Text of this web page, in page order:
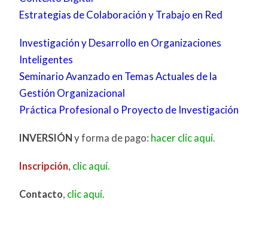
Estrategias de Colaboración y Trabajo en Red
Investigación y Desarrollo en Organizaciones
Inteligentes
Seminario Avanzado en Temas Actuales de la
Gestión Organizacional
Práctica Profesional o Proyecto de Investigación
INVERSIÓN y forma de pago: hacer clic aquí.
Inscripción, clic aquí.
Contacto, clic aquí.